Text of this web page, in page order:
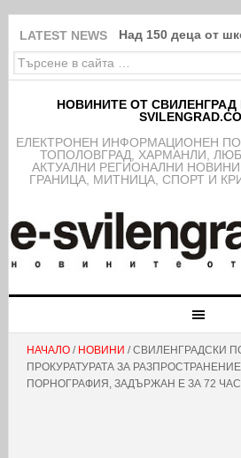
LATEST NEWS Над 150 деца от
НОВИНИТЕ ОТ СВИЛЕНГРАД
EЛЕКТРОНЕН ИНФОРМАЦИОНЕН
ТОПОЛОВГРАД, ХАРМАНЛИ,
АКТУАЛНИ РЕГИОНАЛНИ
ГРАНИЦА, МИТНИЦА, СПОРТ И
НАЧАЛО/ НОВИНИ / СВИЛЕНГРАДСКИ
ПРОКУРАТУРАТА ЗА
ПОРНОГРАФИЯ, ЗАДЪРЖАН Е ЗА 72